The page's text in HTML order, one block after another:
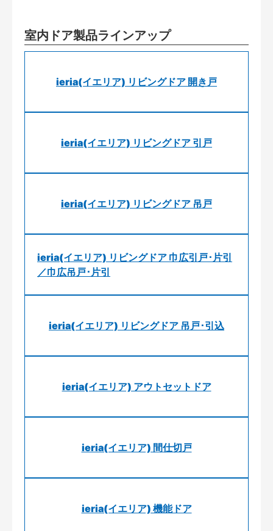
室内ドア製品ラインアップ
ieria(イエリア) リビングドア 開き戸
ieria(イエリア) リビングドア 引戸
ieria(イエリア) リビングドア 吊戸
ieria(イエリア) リビングドア 巾広引戸･片引
／巾広吊戸･片引
ieria(イエリア) リビングドア 吊戸･引込
ieria(イエリア) アウトセットドア
ieria(イエリア) 間仕切戸
ieria(イエリア) 機能ドア